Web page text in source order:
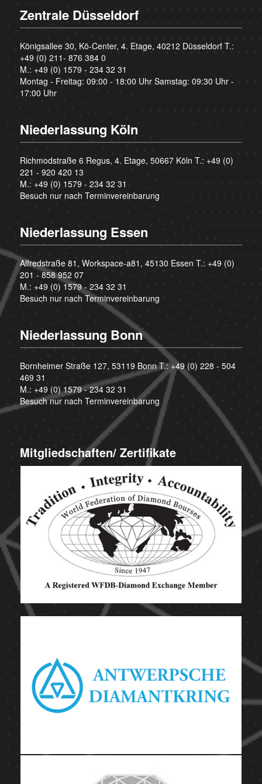
Zentrale Düsseldorf
Königsallee 30, Kö-Center, 4. Etage, 40212 Düsseldorf T.:
+49 (0) 211- 876 384 0
M.: +49 (0) 1579 - 234 32 31
Montag - Freitag: 09:00 - 18:00 Uhr Samstag: 09:30 Uhr -
17:00 Uhr
Niederlassung Köln
Richmodstraße 6 Regus, 4. Etage, 50667 Köln T.: +49 (0)
221 - 920 420 13
M.: +49 (0) 1579 - 234 32 31
Besuch nur nach Terminvereinbarung
Niederlassung Essen
Alfredstraße 81, Workspace-a81, 45130 Essen T.: +49 (0)
201 - 858 952 07
M.: +49 (0) 1579 - 234 32 31
Besuch nur nach Terminvereinbarung
Niederlassung Bonn
Bornheimer Straße 127, 53119 Bonn T.:+49 (0) 228 - 504
469 31
M.: +49 (0) 1579 - 234 32 31
Besuch nur nach Terminvereinbarung
Mitgliedschaften/ Zertifikate